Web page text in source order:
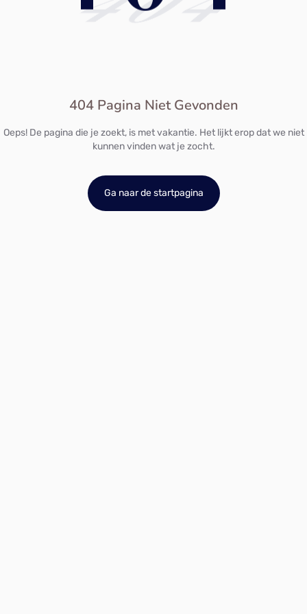
404 Pagina Niet Gevonden
Oeps! De pagina die je zoekt, is met vakantie. Het lijkt erop dat we niet
kunnen vinden wat je zocht.
Ga naar de startpagina